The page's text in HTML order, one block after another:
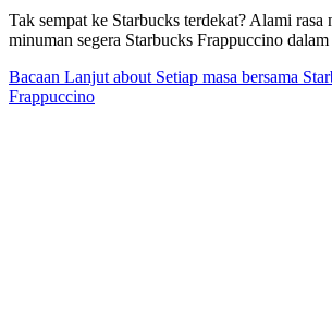
Tak sempat ke Starbucks terdekat? Alami rasa
minuman segera Starbucks Frappuccino
Bacaan Lanjut about Setiap masa bersama
Frappuccino